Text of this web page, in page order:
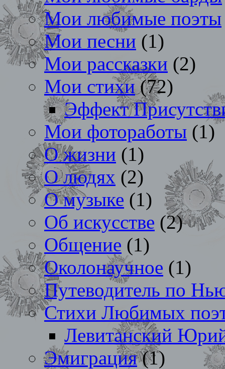
Мои любимые поэты
Мои песни (1)
Мои рассказки (2)
Мои стихи(72)
Эффект
Мои фотоработы (1)
О жизни (1)
О людях (2)
О музыке (1)
Об искусстве (2)
Общение (1)
Околонаучное (1)
Путеводитель по
Стихи Любимых
Левитанский
Эмиграция(1)